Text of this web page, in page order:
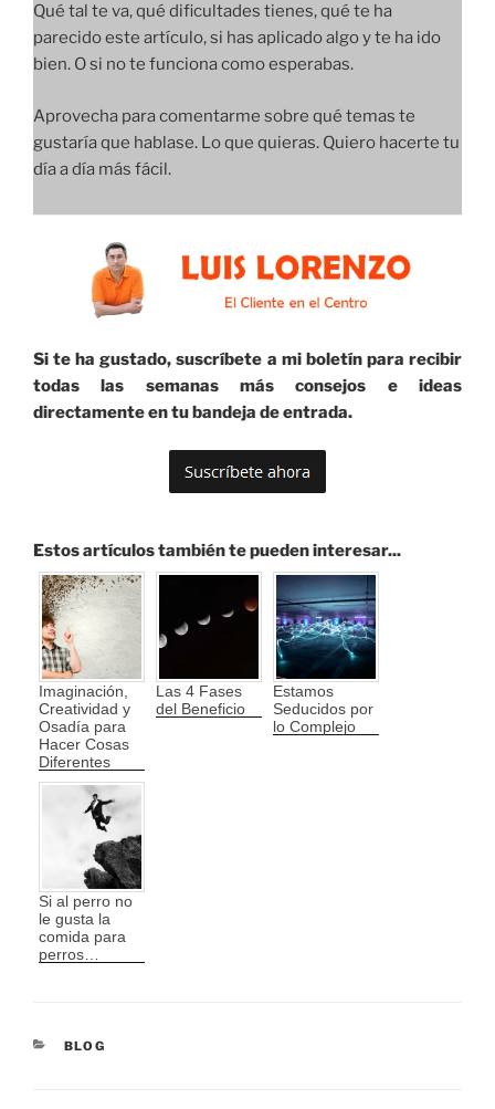
Qué tal te va, qué dificultades tienes, qué te ha
parecido este artículo, si has aplicado algo y te ha ido
bien. O si no te funciona como esperabas.
Aprovecha para comentarme sobre qué temas te
gustaría que hablase. Lo que quieras. Quiero hacerte tu
día a día más fácil.
Si te ha gustado, suscríbete a mi boletín para recibir
todas las semanas más consejos e ideas
directamente en tu bandeja de entrada.
Estos artículos también te pueden interesar...
Imaginación,
Creatividad y
Osadía para
Hacer Cosas
Diferentes
Las 4 Fases
del Beneficio
Estamos
Seducidos por
lo Complejo
Si al perro no
le gusta la
comida para
perros…
CATEGORÍAS
BLOG